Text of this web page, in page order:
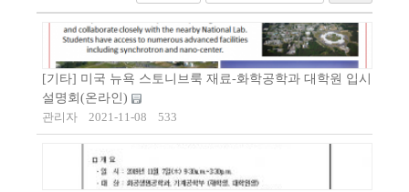
[기타] 미국 뉴욕 스토니브룩 재료-화학공학과 대학원 입시
설명회(온라인)
관리자
2021-11-08 533